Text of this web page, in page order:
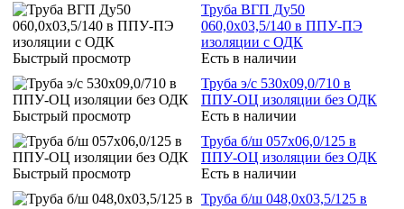
Быстрый просмотр
Труба ВГП Ду50
060,0х03,5/140 в ППУ-ПЭ
изоляции с ОДК
Есть в наличии
Быстрый просмотр
Труба э/с 530х09,0/710 в
ППУ-ОЦ изоляции без ОДК
Есть в наличии
Быстрый просмотр
Труба б/ш 057х06,0/125 в
ППУ-ОЦ изоляции без ОДК
Есть в наличии
Труба б/ш 048,0х03,5/125 в